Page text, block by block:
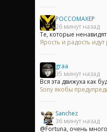
POCCOMAXEP
26 минут назад
Те, которые
Ярость и радость
graa
35 минут назад
Вся эта движуха как
Sony якобы
Sanchez
36 минут назад
@Fortuna, очень